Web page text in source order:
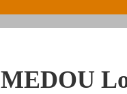
MEDOU